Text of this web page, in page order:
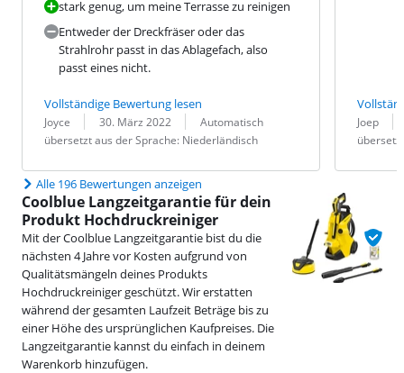
stark genug, um meine Terrasse zu reinigen
Entweder der Dreckfräser oder das
Strahlrohr passt in das Ablagefach, also
passt eines nicht.
Vollständige Bewertung lesen
Bewertung von:
Joyce
Datum: 30. März 2022
Übersetzung:
Automatisch
übersetzt aus der Sprache: Niederländisch
Bewertung
Joep
Datum:
Alle 196 Bewertungen anzeigen
Coolblue Langzeitgarantie für dein
Produkt Hochdruckreiniger
Mit der Coolblue Langzeitgarantie bist du die
nächsten 4 Jahre vor Kosten aufgrund von
Qualitätsmängeln deines Produkts
Hochdruckreiniger geschützt. Wir erstatten
während der gesamten Laufzeit Beträge bis zu
einer Höhe des ursprünglichen Kaufpreises. Die
Langzeitgarantie kannst du einfach in deinem
Warenkorb hinzufügen.